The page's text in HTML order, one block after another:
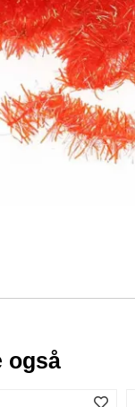
også